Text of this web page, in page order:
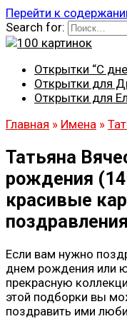
Перейти к
Search for:
Открытки “С
Открытки для
Открытки для
Главная » Имена »
Татьяна
рождения
красивые
Если вам нужно
днем рождения или
прекрасную
этой подборки вы
поздравить ими